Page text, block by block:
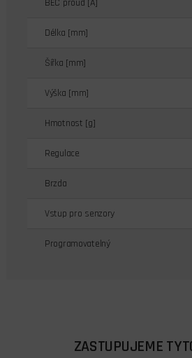
BEC proud [A]
Délka [mm]
Šířka [mm]
Výška [mm]
Hmotnost [g]
Regulace
Brzda
Vstup pro senzory
Programovatelný
ZASTUPUJEME